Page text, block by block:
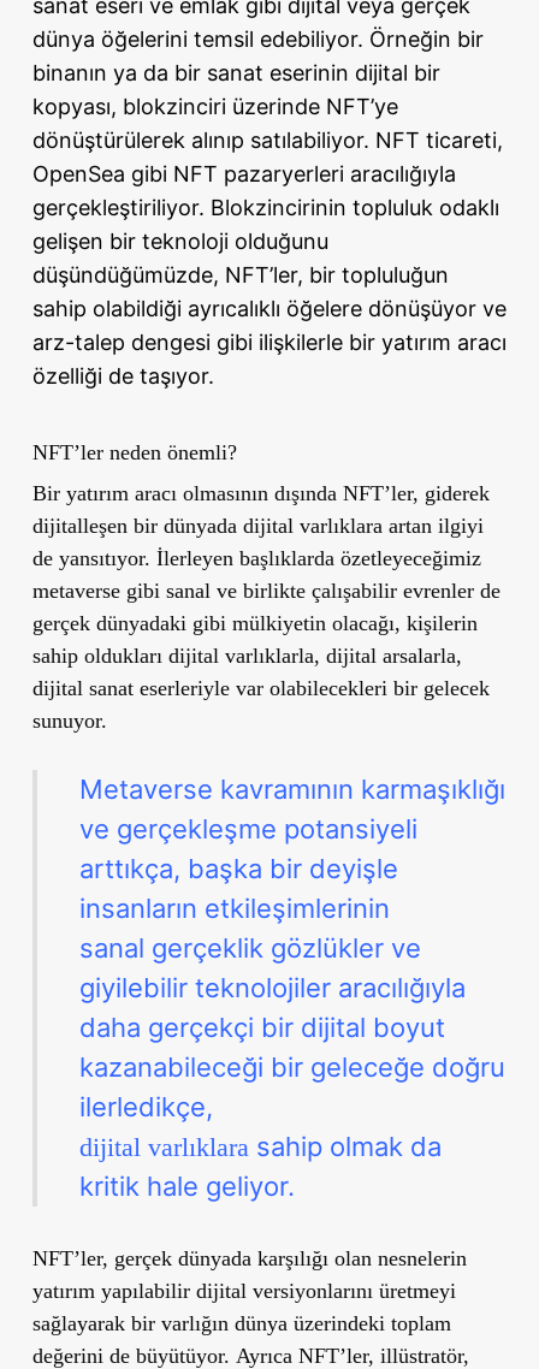
sanat eseri ve emlak gibi dijital veya gerçek
dünya öğelerini temsil edebiliyor. Örneğin bir
binanın ya da bir sanat eserinin dijital bir
kopyası, blokzinciri üzerinde NFT’ye
dönüştürülerek alınıp satılabiliyor. NFT ticareti,
OpenSea gibi NFT pazaryerleri aracılığıyla
gerçekleştiriliyor. Blokzincirinin topluluk odaklı
gelişen bir teknoloji olduğunu
düşündüğümüzde, NFT’ler, bir topluluğun
sahip olabildiği ayrıcalıklı öğelere dönüşüyor ve
arz-talep dengesi gibi ilişkilerle bir yatırım aracı
özelliği de taşıyor.
NFT’ler neden önemli?
Bir yatırım aracı olmasının dışında NFT’ler, giderek
dijitalleşen bir dünyada dijital varlıklara artan ilgiyi
de yansıtıyor. İlerleyen başlıklarda özetleyeceğimiz
metaverse gibi sanal ve birlikte çalışabilir evrenler de
gerçek dünyadaki gibi mülkiyetin olacağı, kişilerin
sahip oldukları dijital varlıklarla, dijital arsalarla,
dijital sanat eserleriyle var olabilecekleri bir gelecek
sunuyor.
Metaverse kavramının karmaşıklığı
ve gerçekleşme potansiyeli
arttıkça, başka bir deyişle
insanların etkileşimlerinin
sanal gerçeklik gözlükler ve
giyilebilir teknolojiler aracılığıyla
daha gerçekçi bir dijital boyut
kazanabileceği bir geleceğe doğru
ilerledikçe,
dijital varlıklara sahip olmak da
kritik hale geliyor.
NFT’ler, gerçek dünyada karşılığı olan nesnelerin
yatırım yapılabilir dijital versiyonlarını üretmeyi
sağlayarak bir varlığın dünya üzerindeki toplam
değerini de büyütüyor. Ayrıca NFT’ler, illüstratör,